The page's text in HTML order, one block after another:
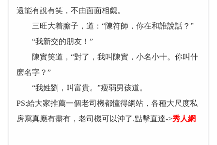
還能有說有笑，不由面面相觑。
三旺大着膽子，道：“陳符師，你在和誰說話？”
“我新交的朋友！”
陳實笑道，“對了，我叫陳實，小名小十。你叫什
麽名字？”
“我姓劉，叫富貴。”瘦弱男孩道。
PS:給大家推薦一個老司機都懂得網站，各種大尺度私
房寫真應有盡有，老司機可以沖了.點擊直達->秀人網